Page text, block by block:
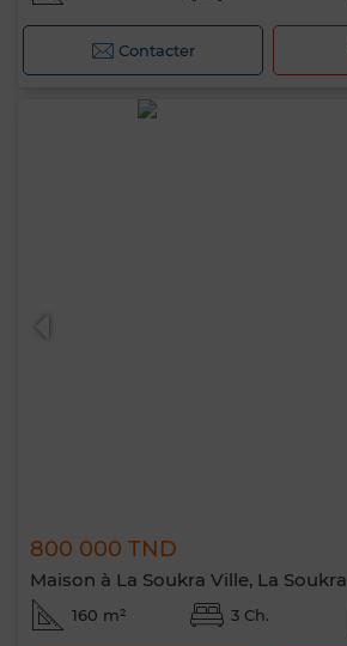
Contacter
800 000 TND
Maison à La Soukra Ville, La Soukra
160 m² 3 Ch.